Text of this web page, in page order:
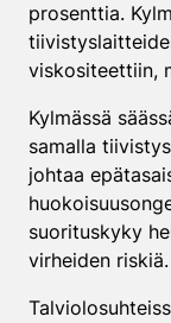
prosenttia.
viskositeettiin,
Kylmässä
samalla
johtaa
suorituskyky
virheiden riskiä.